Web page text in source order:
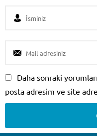
Daha sonraki
posta adresim ve site